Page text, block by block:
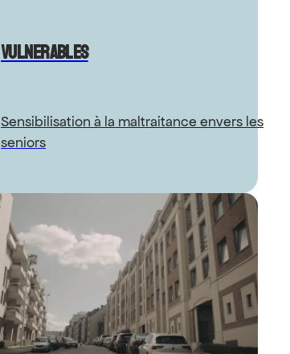
Vulnerables
Sensibilisation à la maltraitance envers les
seniors